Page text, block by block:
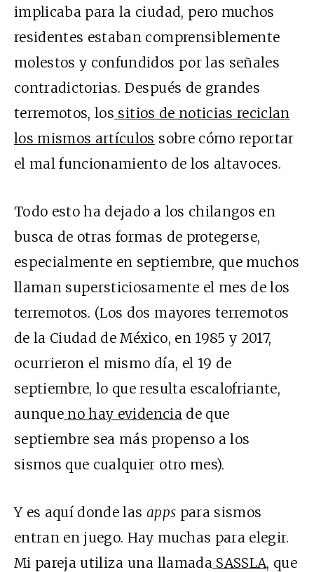
implicaba para la ciudad, pero muchos
residentes estaban comprensiblemente
molestos y confundidos por las señales
contradictorias. Después de grandes
terremotos, los sitios de noticias reciclan
los mismos artículos sobre cómo reportar
el mal funcionamiento de los altavoces.
Todo esto ha dejado a los chilangos en
busca de otras formas de protegerse,
especialmente en septiembre, que muchos
llaman supersticiosamente el mes de los
terremotos. (Los dos mayores terremotos
de la Ciudad de México, en 1985 y 2017,
ocurrieron el mismo día, el 19 de
septiembre, lo que resulta escalofriante,
aunque no hay evidencia de que
septiembre sea más propenso a los
sismos que cualquier otro mes).
Y es aquí donde las apps para sismos
entran en juego. Hay muchas para elegir.
Mi pareja utiliza una llamada SASSLA, que